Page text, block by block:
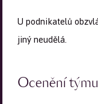
U podnikatelů
jiný neudělá.
Ocenění